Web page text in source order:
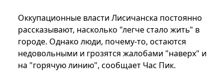
Оккупационные власти Лисичанска постоянно
рассказывают, насколько "легче стало жить" в
городе. Однако люди, почему-то, остаются
недовольными и грозятся жалобами "наверх" и
на "горячую линию", сообщает Час Пик.